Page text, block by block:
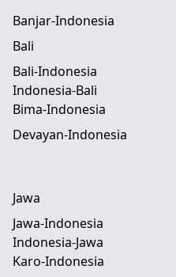
Banjar-Indonesia
Bali
Bali-Indonesia
Indonesia-Bali
Bima-Indonesia
Devayan-Indonesia
Jawa
Jawa-Indonesia
Indonesia-Jawa
Karo-Indonesia